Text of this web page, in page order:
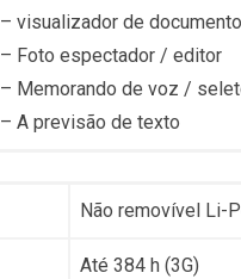
– visualizador de
– Foto espectador / editor
– Memorando de voz /
– A previsão de texto
Não removível Li-
Até 384 h (3G)